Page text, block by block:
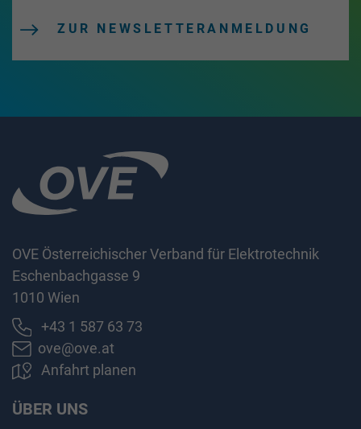
ZUR NEWSLETTERANMELDUNG
OVE Österreichischer Verband für Elektrotechnik
Eschenbachgasse 9
1010 Wien
+43 1 587 63 73
ove@ove.at
Anfahrt planen
ÜBER UNS